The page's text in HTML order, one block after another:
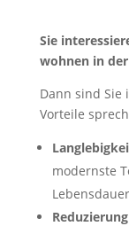
Sie
wohnen in
Dann sind Sie
Vorteile
modernste